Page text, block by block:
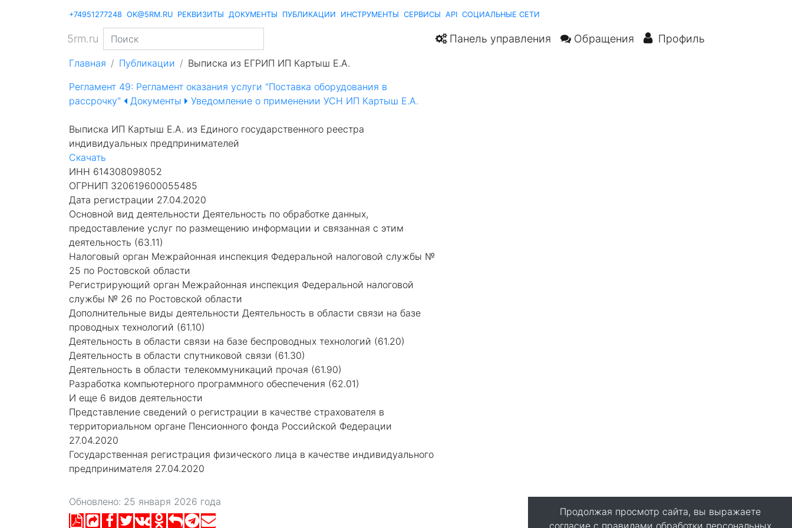
+74951277248 OK@5RM.RU РЕКВИЗИТЫ ДОКУМЕНТЫ ПУБЛИКАЦИИ ИНСТРУМЕНТЫ СЕРВИСЫ API СОЦИАЛЬНЫЕ СЕТИ
5rm.ru Панель управления Обращения Профиль
Главная Публикации
Выписка из ЕГРИП ИП Картыш Е.А.
Регламент 49: Регламент оказания услуги "Поставка оборудования в
рассрочку"
Документы Уведомление о применении УСН ИП Картыш Е.А.
Выписка ИП Картыш Е.А. из Единого государственного реестра
индивидуальных предпринимателей
Скачать
ИНН 614308098052
ОГРНИП 320619600055485
Дата регистрации 27.04.2020
Основной вид деятельности Деятельность по обработке данных,
предоставление услуг по размещению информации и связанная с этим
деятельность (63.11)
Налоговый орган Межрайонная инспекция Федеральной налоговой службы №
25 по Ростовской области
Регистрирующий орган Межрайонная инспекция Федеральной налоговой
службы № 26 по Ростовской области
Дополнительные виды деятельности Деятельность в области связи на базе
проводных технологий (61.10)
Деятельность в области связи на базе беспроводных технологий (61.20)
Деятельность в области спутниковой связи (61.30)
Деятельность в области телекоммуникаций прочая (61.90)
Разработка компьютерного программного обеспечения (62.01)
И еще 6 видов деятельности
Представление сведений о регистрации в качестве страхователя в
территориальном органе Пенсионного фонда Российской Федерации
27.04.2020
Государственная регистрация физического лица в качестве индивидуального
предпринимателя 27.04.2020
Обновлено: 25 января 2026 года
Продолжая просмотр сайта, вы выражаете
согласие с правилами обработки персональных